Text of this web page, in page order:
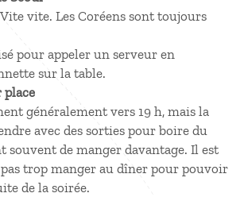
vite. Les Coréens sont toujours
pour appeler un serveur en
sur la table.
place
généralement vers 19 h, mais la
avec des sorties pour boire du
souvent de manger davantage. Il est
trop manger au dîner pour pouvoir
de la soirée.